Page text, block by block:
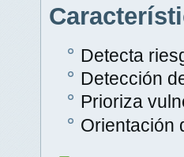
Detecta
Detección
Prioriza
Orientación